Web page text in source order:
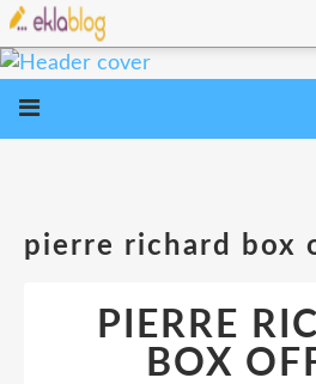
pierre richard box
PIERRE
BOX